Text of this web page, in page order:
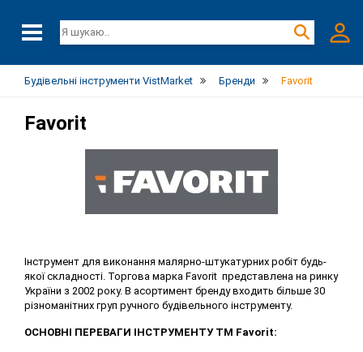
Будівельні інструменти VistMarket Бренди Favorit
Favorit
Інструмент для виконання малярно-штукатурних робіт будь-
якої складності. Торгова марка Favorit представлена на ринку
України з 2002 року. В асортимент бренду входить більше 30
різноманітних груп ручного будівельного інструменту.
ОСНОВНІ ПЕРЕВАГИ ІНСТРУМЕНТУ ТМ Favorit: